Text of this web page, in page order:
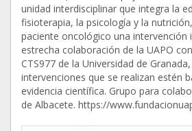
unidad interdisciplinar que integra la
fisioterapia, la psicología y la
paciente oncológico una intervención
estrecha colaboración de la UAPO
CTS977 de la Universidad de
intervenciones que se realizan estén
evidencia científica. Grupo para
de Albacete. https://